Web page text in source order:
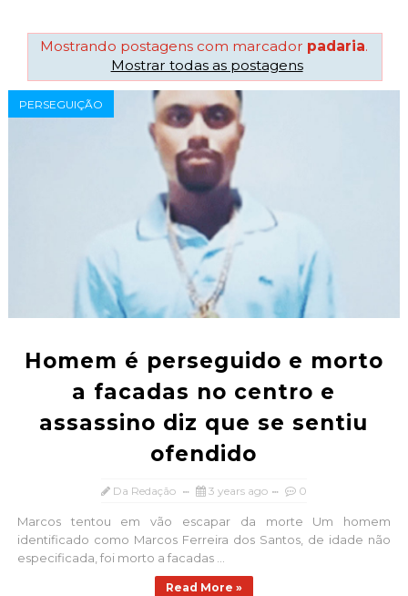
Mostrando postagens com marcador padaria.
Mostrar todas as postagens
PERSEGUIÇÃO
Homem é perseguido e morto
a facadas no centro e
assassino diz que se sentiu
ofendido
Da Redação 3 years ago 0
Marcos tentou em vão escapar da morte Um homem
identificado como Marcos Ferreira dos Santos, de idade não
especificada, foi morto a facadas ...
Read More »